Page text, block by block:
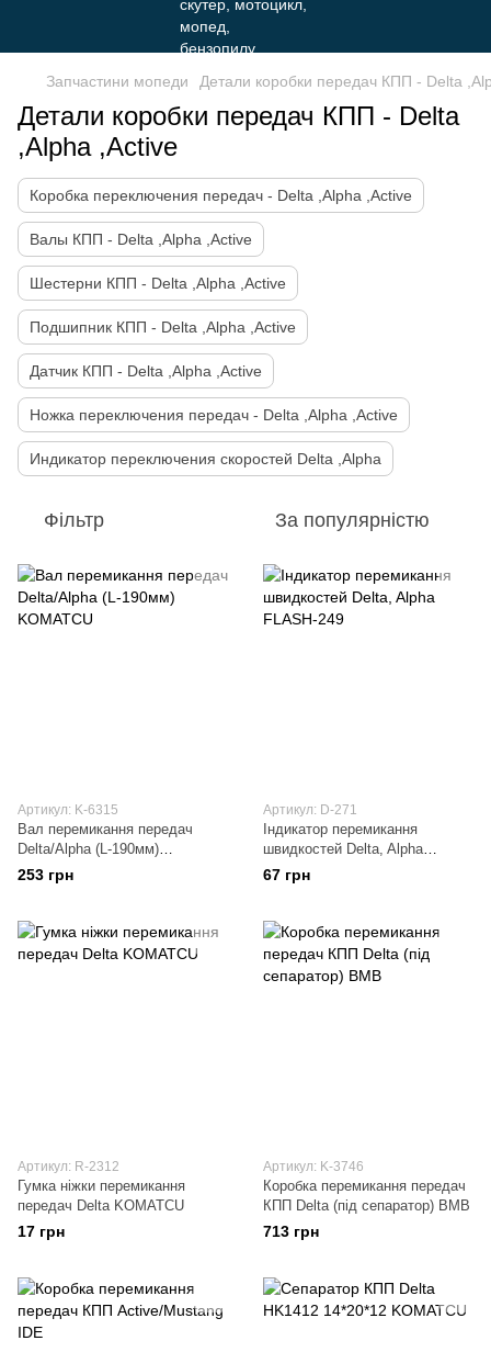
Запчастини мопеди Детали коробки передач КПП - Delta
Детали коробки передач КПП - Delta
,Alpha ,Active
Коробка переключения передач - Delta ,Alpha ,Active
Валы КПП - Delta ,Alpha ,Active
Шестерни КПП - Delta ,Alpha ,Active
Подшипник КПП - Delta ,Alpha ,Active
Датчик КПП - Delta ,Alpha ,Active
Ножка переключения передач - Delta ,Alpha ,Active
Индикатор переключения скоростей Delta ,Alpha
Фільтр За популярністю
Артикул: K-6315
Вал перемикання передач
Delta/Alpha (L-190мм)
KOMATCU
253 грн
Артикул: D-271
Індикатор перемикання
швидкостей Delta, Alpha
FLASH-249
67 грн
Артикул: R-2312
Гумка ніжки перемикання
передач Delta KOMATCU
17 грн
Артикул: K-3746
Коробка перемикання передач
КПП Delta (під сепаратор) BMB
713 грн